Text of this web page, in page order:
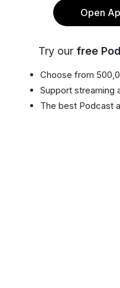
Open
Try our free
Choose from
Support streaming
The best Podcast